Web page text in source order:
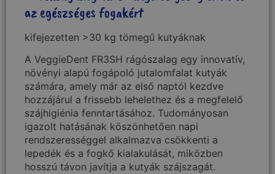
az egészséges fogakért
kifejezetten >30 kg tömegű kutyáknak
A VeggieDent FR3SH rágószalag egy innovatív,
növényi alapú fogápoló jutalomfalat kutyák
számára, amely már az első naptól kezdve
hozzájárul a frissebb lehelethez és a megfelelő
szájhigiénia fenntartásához. Tudományosan
igazolt hatásának köszönhetően napi
rendszerességgel alkalmazva csökkenti a
lepedék és a fogkő kialakulását, miközben
hosszú távon javítja a kutyák szájszagát.